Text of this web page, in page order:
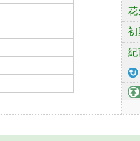
花
初
紀